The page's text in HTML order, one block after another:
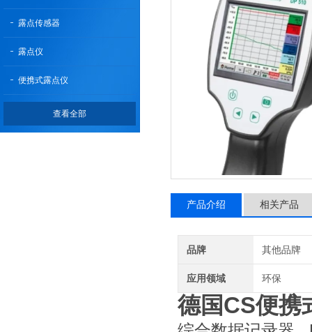
露点传感器
露点仪
便携式露点仪
查看全部
产品介绍 相关产品
品牌 其他品牌
应用领域 环保
德国CS便携